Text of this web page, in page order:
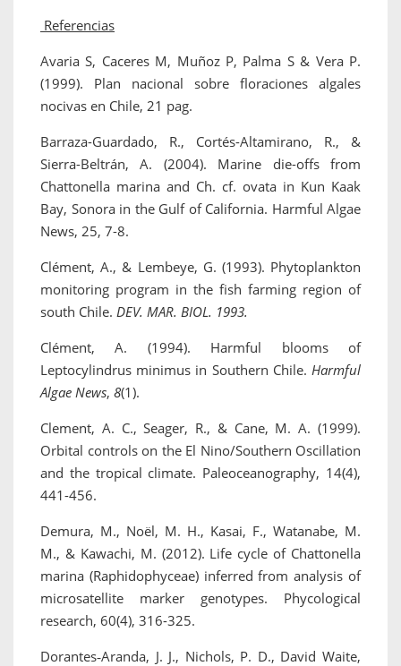
Referencias
Avaria S, Caceres M, Muñoz P, Palma S & Vera P.
(1999). Plan nacional sobre floraciones algales
nocivas en Chile, 21 pag.
Barraza-Guardado, R., Cortés-Altamirano, R., &
Sierra-Beltrán, A. (2004). Marine die-offs from
Chattonella marina and Ch. cf. ovata in Kun Kaak
Bay, Sonora in the Gulf of California. Harmful Algae
News, 25, 7-8.
Clément, A., & Lembeye, G. (1993). Phytoplankton
monitoring program in the fish farming region of
south Chile. DEV. MAR. BIOL. 1993.
Clément, A. (1994). Harmful blooms of
Leptocylindrus minimus in Southern Chile. Harmful
Algae News, 8(1).
Clement, A. C., Seager, R., & Cane, M. A. (1999).
Orbital controls on the El Nino/Southern Oscillation
and the tropical climate. Paleoceanography, 14(4),
441-456.
Demura, M., Noël, M. H., Kasai, F., Watanabe, M.
M., & Kawachi, M. (2012). Life cycle of Chattonella
marina (Raphidophyceae) inferred from analysis of
microsatellite marker genotypes. Phycological
research, 60(4), 316-325.
Dorantes‐Aranda, J. J., Nichols, P. D., David Waite,